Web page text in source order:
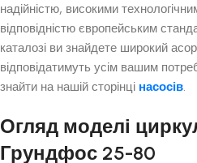
надійністю, високими
відповідністю європейським
каталозі ви знайдете широкий
відповідатимуть усім вашим
знайти на нашій сторінці насосів.
Огляд моделі
Грундфос 25-80